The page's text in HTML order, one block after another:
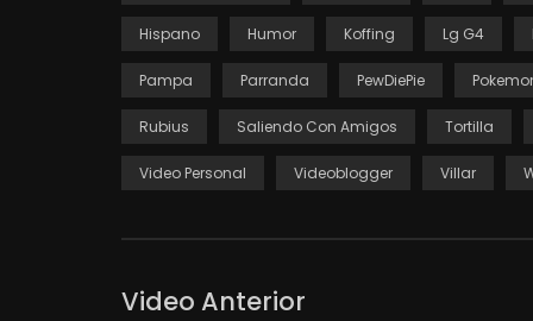
Hispano Humor Koffing Lg G4
Pampa Parranda PewDiePie
Rubius Saliendo Con Amigos Tortilla
Video Personal Videoblogger Villar
Video Anterior